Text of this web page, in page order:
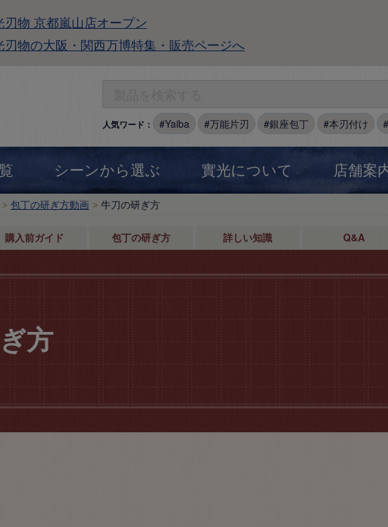
刃物 京都嵐山店オープン
刃物の大阪・関西万博特集・販売ページへ
人気ワード： Yaiba 万能片刃 銀座包丁 本刃付け
シーンから選ぶ 實光について 店舗案
包丁の研ぎ方動画 牛刀の研ぎ方
購入前ガイド 包丁の研ぎ方 詳しい知識 Q&A
方